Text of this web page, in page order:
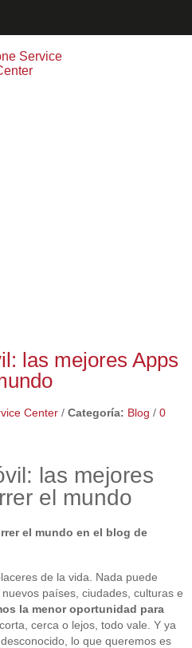
las mejores Apps
Center/ Categoría: Blog / 0
las mejores
el mundo
el mundo en el blog de
de la vida. Nada puede
países, ciudades, culturas e
la menor oportunidad para
cerca o lejos, todo vale. Y ya
lo que queremos es